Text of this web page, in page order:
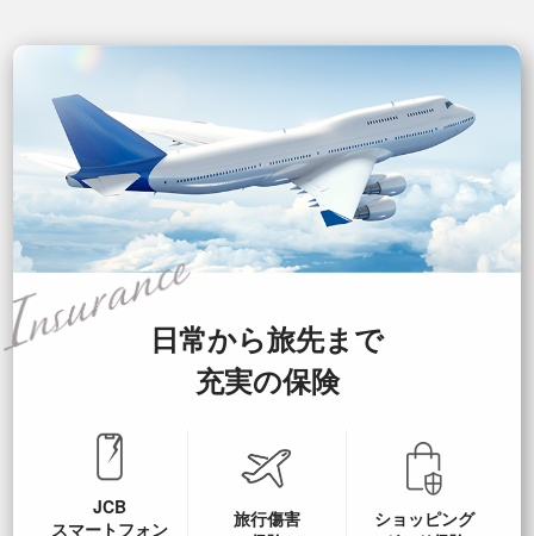
日常から旅先まで
充実の保険
JCB
スマートフォン
旅行傷害
ショッピング